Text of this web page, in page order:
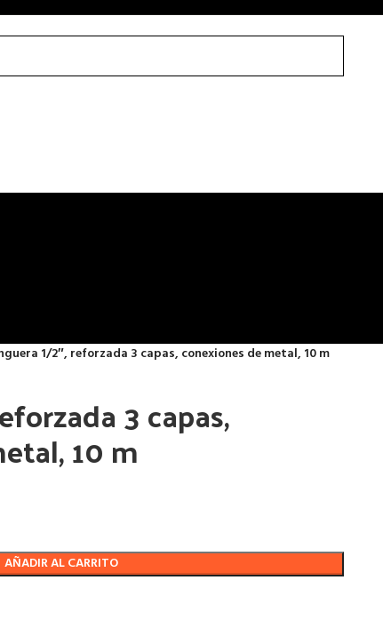
1/2″, reforzada 3 capas, conexiones de metal, 10 m
3 capas,
10 m
AÑADIR AL CARRITO